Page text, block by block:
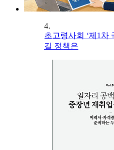
4.
초고령사회 ‘제1차
길 정책은